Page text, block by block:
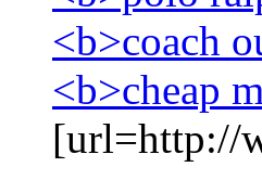
<b>coach
<b>cheap
[url=http://